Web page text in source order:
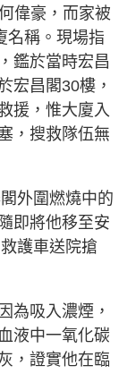
偉豪，而家被
名稱。現場指
鑑於當時宏昌
宏昌閣30樓，
援，惟大廈入
，搜救隊伍無
外圍燃燒中的
即將他移至安
護車送院搶
為吸入濃煙，
液中一氧化碳
，證實他在臨